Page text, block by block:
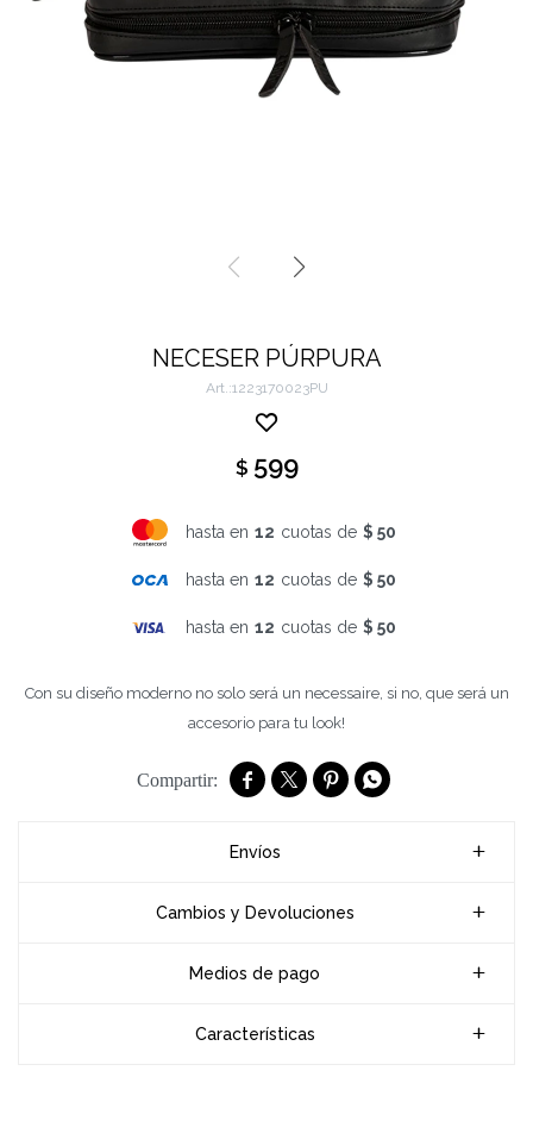
NECESER PÚRPURA
1223170023PU
$ 599
hasta en 12 cuotas de $ 50
hasta en 12 cuotas de $ 50
hasta en 12 cuotas de $ 50
Con su diseño moderno no solo será un necessaire, si no, que será un
accesorio para tu look!
   
Envíos
Cambios y Devoluciones
Medios de pago
Características